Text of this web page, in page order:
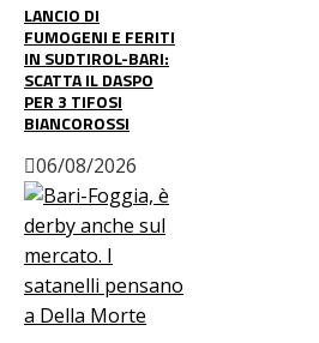
LANCIO DI
FUMOGENI E FERITI
IN SUDTIROL-BARI:
SCATTA IL DASPO
PER 3 TIFOSI
BIANCOROSSI
06/08/2026